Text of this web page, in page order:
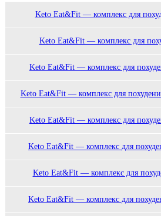
Keto Eat&Fit — комплекс для
Keto Eat&Fit — комплекс для
Keto Eat&Fit — комплекс для
Keto Eat&Fit — комплекс для
Keto Eat&Fit — комплекс для
Keto Eat&Fit — комплекс для
Keto Eat&Fit — комплекс для
Keto Eat&Fit — комплекс для